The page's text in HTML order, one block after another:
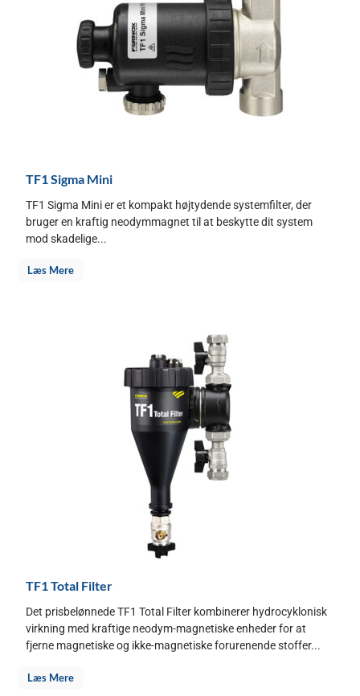
TF1 Sigma Mini
TF1 Sigma Mini er et kompakt højtydende systemfilter, der
bruger en kraftig neodymmagnet til at beskytte dit system
mod skadelige...
Læs Mere
TF1 Total Filter
Det prisbelønnede TF1 Total Filter kombinerer hydrocyklonisk
virkning med kraftige neodym-magnetiske enheder for at
fjerne magnetiske og ikke-magnetiske forurenende stoffer...
Læs Mere